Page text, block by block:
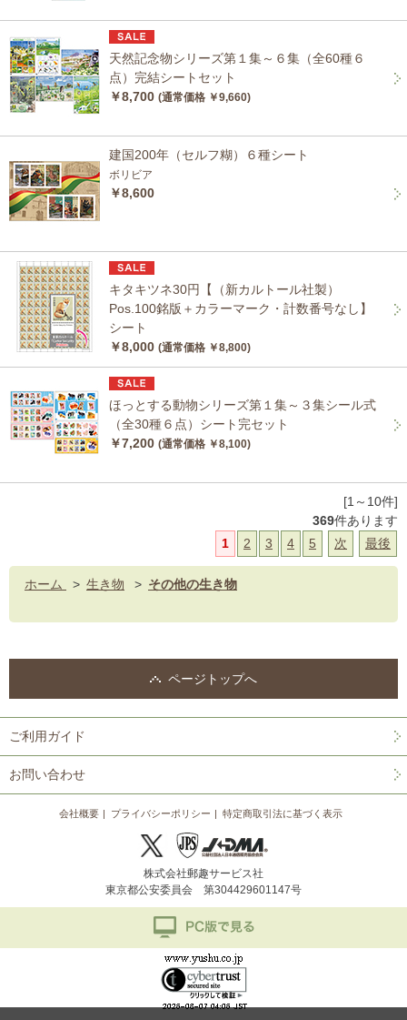
天然記念物シリーズ第１集～６集（全60種６
点）完結シートセット
￥8,700 (通常価格 ￥9,660)
建国200年（セルフ糊）６種シート
ボリビア
￥8,600
キタキツネ30円【（新カルトール社製）
Pos.100銘版＋カラーマーク・計数番号なし】
シート
￥8,000 (通常価格 ￥8,800)
ほっとする動物シリーズ第１集～３集シール式
（全30種６点）シート完セット
￥7,200 (通常価格 ￥8,100)
[1～10件]
369件あります
1
2 3 4 5 次 最後
ホーム > 生き物 > その他の生き物
ページトップへ
ご利用ガイド
お問い合わせ
会社概要 プライバシーポリシー 特定商取引法に基づく表示
株式会社郵趣サービス社
東京都公安委員会 第304429601147号